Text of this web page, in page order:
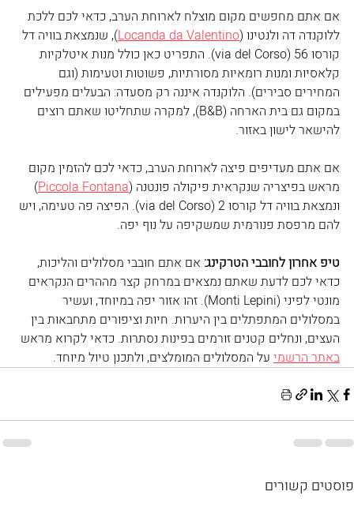
אם אתם מחפשים מקום מוצלח לארוחת הערב, כדאי לכם ללכת
ללוקנדה דה ולנטינו (Locanda da Valentino), שנמצאת בוויה דל
קורסו 56 (via del Corso). התפריט כאן כולל מנות איטלקיות
קלאסיות ומנות רומאיות מסורתיות, פשוטות וטעימות (וגם
המחירים סבירים). הלוקנדה איננה רק מסעדה: הבעלים מפעילים
במקום גם בית הארחה (B&B), למקרה שתחליטו שאתם רוצים
להישאר לישון באזור.
אם אתם מעדיפים פיצה לארוחת הערב, כדאי לכם להזמין מקום
מראש בפיצריה שנקראית פיקולה פונטנה (Piccola Fontana
)
ונמצאת בוויה דל קורסו 2 (via del Corso). הפיצה פה טעימה, ויש
להם מרפסת פנורמית שמשקיפה על נוף יפה.
טיפ אחרון לחובבי הטרקינג: אם אתם חובבי מסלולים והליכות,
כדאי לכם לדעת שאתם נמצאים במרחק קצר מההרים הנקראים
מונטי לפיני (Monti Lepini). זהו אזור יפה במיוחד, ועשיר
במסלולים המתפתלים בין היערות. חיות וציפורים מתחבאות בין
העצים, ונחלים קטנים זורמים בפינות נסתרות. כדאי לקרוא מראש
באתר הרשמי על המסלולים המומלצים, ולתכנן טיול מיוחד.
פוסטים קשורים